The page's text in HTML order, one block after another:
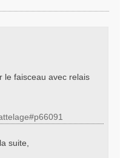
le faisceau avec relais
suite,